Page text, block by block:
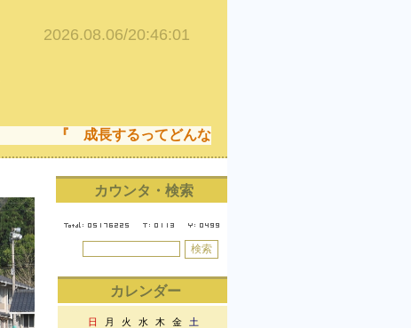
『 成長するってどんなこと！ 成長することは、でき
カウンタ・検索
カレンダー
日 月 火 水 木 金 土